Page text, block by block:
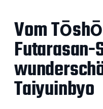
Vom
Futarasan-
Taiyuinbyo